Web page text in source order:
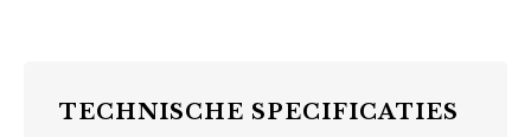
TECHNISCHE SPECIFICATIES